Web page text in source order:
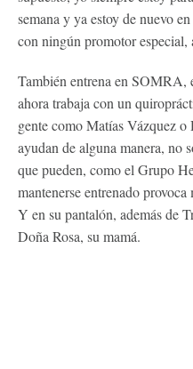
semana y ya estoy de nuevo
con ningún promotor especial,
También entrena en SOMRA,
ahora trabaja con un
gente como Matías Vázquez
ayudan de alguna manera, no
que pueden, como el Grupo
mantenerse entrenado
Y en su pantalón, además de
Doña Rosa, su mamá.